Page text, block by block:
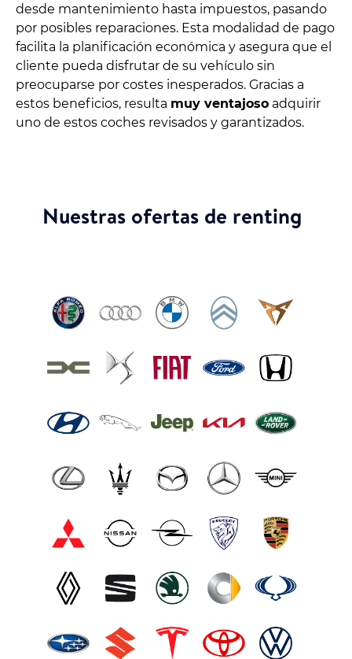
desde mantenimiento hasta impuestos, pasando
por posibles reparaciones. Esta modalidad de pago
facilita la planificación económica y asegura que el
cliente pueda disfrutar de su vehículo sin
preocuparse por costes inesperados. Gracias a
estos beneficios, resulta muy ventajoso adquirir
uno de estos coches revisados y garantizados.
Nuestras ofertas de renting